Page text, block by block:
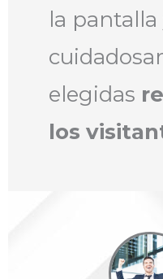
la pantalla
elegidas
los